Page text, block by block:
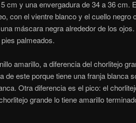
cm y una envergadura de 34 a 36 cm.
con el vientre blanco y el cuello negro
máscara negra alrededor de los
palmeados.
amarillo, a diferencia del chorlitejo
de este porque tiene una franja blanca
Otra diferencia es el pico: el
grande lo tiene amarillo